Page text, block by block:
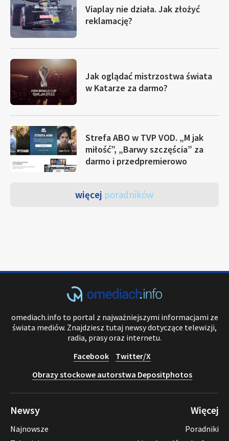
Viaplay nie działa. Jak złożyć
reklamację?
Jak oglądać mistrzostwa świata
w Katarze za darmo?
Strefa ABO w TVP VOD. „M jak
miłość”, „Barwy szczęścia” za
darmo i przedpremierowo
więcej poradników
omediach.info to portal z najważniejszymi informacjami ze
świata mediów. Znajdziesz tutaj newsy dotyczące telewizji,
radia, prasy oraz internetu.
Facebook
Twitter/X
Obrazy stockowe autorstwa Depositphotos
Newsy
Najnowsze
Więcej
Poradniki